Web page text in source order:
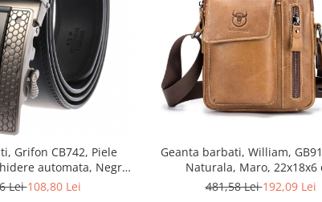
Grifon CB742, Piele
automata, Negru,
Lei108,80 Lei
Geanta barbati, William,
Naturala, Maro, 22x18x6
481,58 Lei192,09 Lei